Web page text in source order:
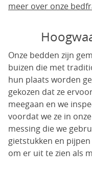
meer over onze
Onze bedden zijn
buizen die met
hun plaats worden
gekozen dat ze
meegaan en we
voordat we ze in
messing die we
gietstukken en
om er uit te zien als